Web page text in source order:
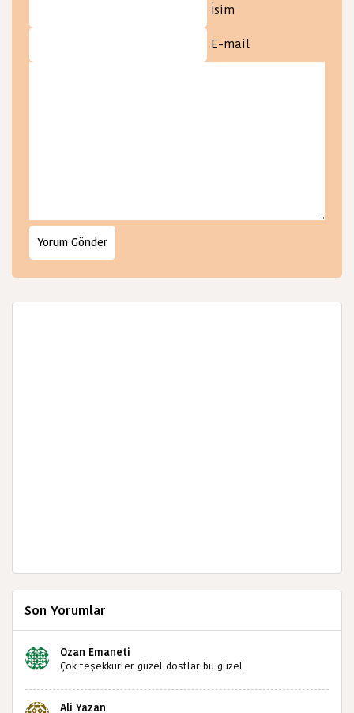
İsim
E-mail
Son Yorumlar
Ozan Emaneti
Çok teşekkürler güzel dostlar bu güzel
Ali Yazan